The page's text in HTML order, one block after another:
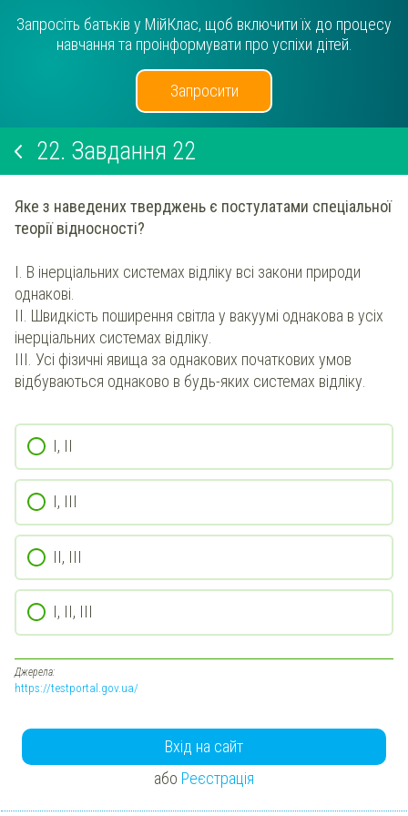
Запросіть батьків у МійКлас, щоб включити їх до процесу
навчання та проінформувати про успіхи дітей.
Запросити
22. Завдання 22
Яке з наведених тверджень є постулатами спеціальної
теорії відносності?
І. В інерціальних системах відліку всі закони природи
однакові.
ІІ. Швидкість поширення світла у вакуумі однакова в усіх
інерціальних системах відліку.
ІІІ. Усі фізичні явища за однакових початкових умов
відбуваються однаково в будь-яких системах відліку.
І, ІІ
І, ІІІ
ІІ, ІІІ
І, ІІ, ІІІ
Джерела:
https://testportal.gov.ua/
Вхід на сайт
або Реєстрація